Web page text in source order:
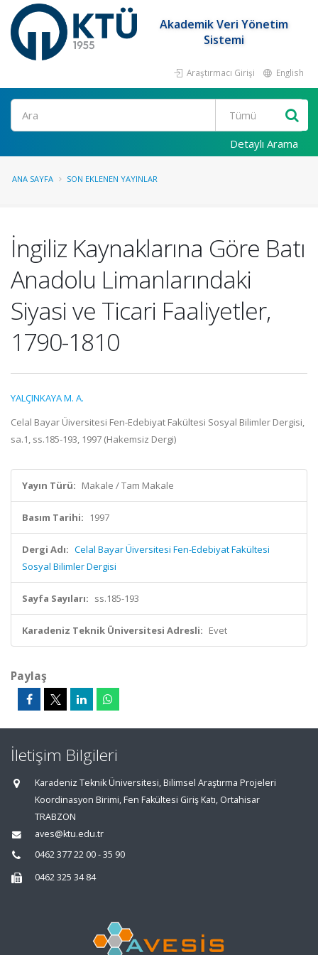
Akademik Veri Yönetim
Sistemi
Araştırmacı Girişi English
Ara
Detaylı Arama
ANA SAYFA SON EKLENEN YAYINLAR
İngiliz Kaynaklarına Göre Batı
Anadolu Limanlarındaki
Siyasi ve Ticari Faaliyetler,
1790-1810
YALÇINKAYA M. A.
Celal Bayar Üiversitesi Fen-Edebiyat Fakültesi Sosyal Bilimler Dergisi,
sa.1, ss.185-193, 1997 (Hakemsiz Dergi)
Yayın Türü: Makale / Tam Makale
Basım Tarihi: 1997
Dergi Adı: Celal Bayar Üiversitesi Fen-Edebiyat Fakültesi
Sosyal Bilimler Dergisi
Sayfa Sayıları: ss.185-193
Karadeniz Teknik Üniversitesi Adresli: Evet
Paylaş
İletişim Bilgileri
Karadeniz Teknik Üniversitesi, Bilimsel Araştırma Projeleri
Koordinasyon Birimi, Fen Fakültesi Giriş Katı, Ortahisar
TRABZON
aves@ktu.edu.tr
0462 377 22 00 - 35 90
0462 325 34 84